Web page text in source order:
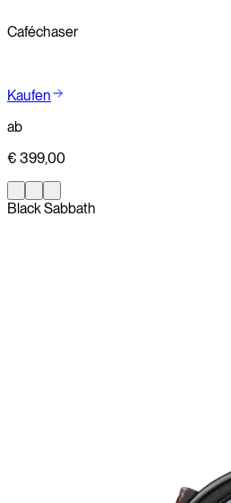
Caféchaser
Kaufen
ab
€ 399,00
Black Sabbath